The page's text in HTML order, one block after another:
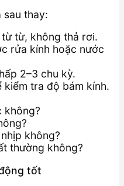
sau thay:
từ, không thả rơi.
rửa kính hoặc nước
2–3 chu kỳ.
tra độ bám kính.
không?
không?
thường không?
tốt